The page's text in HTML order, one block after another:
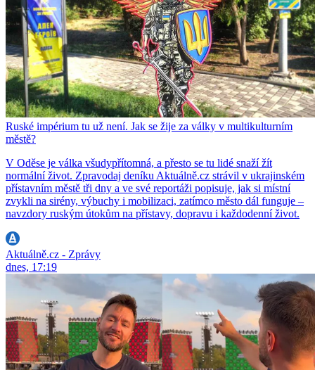
Ruské impérium tu už není. Jak se žije za války v multikulturním
městě?
V Oděse je válka všudypřítomná, a přesto se tu lidé snaží žít
normální život. Zpravodaj deníku Aktuálně.cz strávil v ukrajinském
přístavním městě tři dny a ve své reportáži popisuje, jak si místní
zvykli na sirény, výbuchy i mobilizaci, zatímco město dál funguje –
navzdory ruským útokům na přístavy, dopravu i každodenní život.
Aktuálně.cz - Zprávy
dnes, 17:19